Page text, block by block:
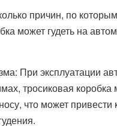
причин, по которым
может гудеть на
При эксплуатации
тросиковая коробка
что может привести